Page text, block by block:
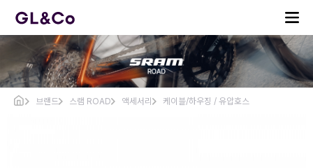
브랜드 스램 ROAD 액세서리 케이블/하우징 / 유압호스